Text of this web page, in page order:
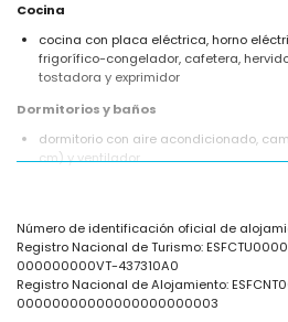
Cocina
cocina con placa eléctrica, horno
frigorífico-congelador, cafetera,
tostadora y exprimidor
Dormitorios y baños
dormitorio con aire acondicionado,
cm) y ventilador
dormitorio con aire acondicionado,
individuales (de 200 por 90 cm) y
2 baños cada uno con lavabo
Exterior de la villa
parcela vallada
Número de identificación oficial de
Registro Nacional de Turismo:
000000000VT-437310A0
Registro Nacional de Alojamiento:
00000000000000000000003